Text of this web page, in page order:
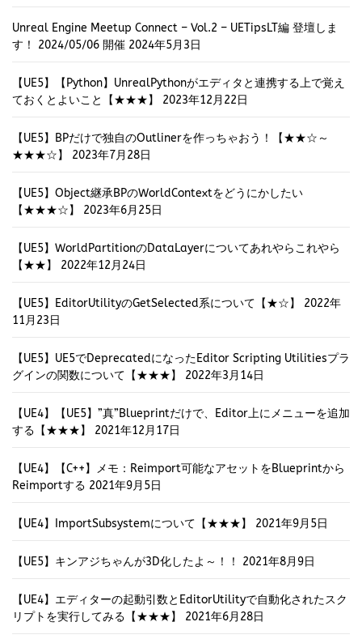
Unreal Engine Meetup Connect – Vol.2 – UETipsLT編 登壇しま
す！ 2024/05/06 開催 2024年5月3日
【UE5】【Python】UnrealPythonがエディタと連携する上で覚え
ておくとよいこと【★★★】
2023年12月22日
【UE5】BPだけで独自のOutlinerを作っちゃおう！【★★☆～
★★★☆】
2023年7月28日
【UE5】Object継承BPのWorldContextをどうにかしたい
【★★★☆】
2023年6月25日
【UE5】WorldPartitionのDataLayerについてあれやらこれやら
【★★】
2022年12月24日
【UE5】EditorUtilityのGetSelected系について【★☆】
2022年
11月23日
【UE5】UE5でDeprecatedになったEditor Scripting Utilitiesプラ
グインの関数について【★★★】
2022年3月14日
【UE4】【UE5】”真”Blueprintだけで、Editor上にメニューを追加
する【★★★】
2021年12月17日
【UE4】【C++】メモ：Reimport可能なアセットをBlueprintから
Reimportする 2021年9月5日
【UE4】ImportSubsystemについて【★★★】 2021年9月5日
【UE5】キンアジちゃんが3D化したよ～！！ 2021年8月9日
【UE4】エディターの起動引数とEditorUtilityで自動化されたスク
リプトを実行してみる【★★★】
2021年6月28日